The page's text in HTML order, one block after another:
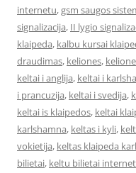
internetu,gsm saugos
signalizacija, II lygio
klaipeda, kalbu kursai
draudimas, keliones,
keltai i anglija, keltai i
i prancuzija, keltai i svedija,
keltai is klaipedos, keltai
karlshamna, keltas i kyli,
vokietija, keltas klaipeda
bilietai, keltu bilietai